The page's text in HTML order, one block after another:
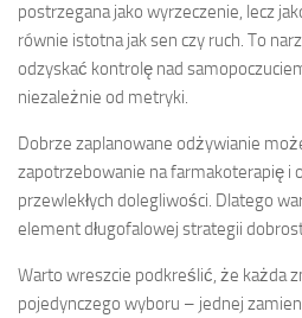
postrzegana jako wyrzeczenie, lecz
równie istotna jak sen czy ruch. To
odzyskać kontrolę nad
niezależnie od metryki.
Dobrze zaplanowane odżywianie
zapotrzebowanie na farmakoterapię i
przewlekłych dolegliwości. Dlatego
element długofalowej strategii
Warto wreszcie podkreślić, że każda
pojedynczego wyboru – jednej